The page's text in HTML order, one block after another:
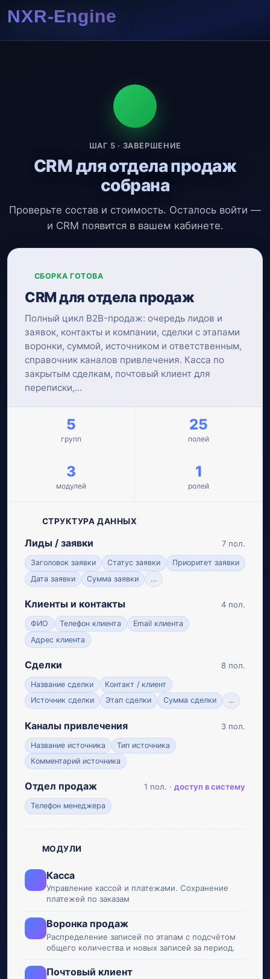
ШАГ 5 · ЗАВЕРШЕНИЕ
CRM для отдела продаж
собрана
Проверьте состав и стоимость. Осталось войти —
и CRM появится в вашем кабинете.
СБОРКА ГОТОВА
CRM для отдела продаж
Полный цикл B2B-продаж: очередь лидов и
заявок, контакты и компании, сделки с этапами
воронки, суммой, источником и ответственным,
справочник каналов привлечения. Касса по
закрытым сделкам, почтовый клиент для
переписки,...
5
групп
25
полей
3
модулей
1
ролей
СТРУКТУРА ДАННЫХ
Лиды / заявки 7 пол.
Заголовок заявки Статус заявки
Приоритет заявки
Дата заявки
Сумма заявки …
Клиенты и контакты 4 пол.
ФИО Телефон клиента
Email клиента
Адрес клиента
Сделки 8 пол.
Название сделки
Контакт / клиент
Источник сделки
Этап сделки Сумма сделки …
Каналы привлечения 3 пол.
Название источника
Тип источника
Комментарий источника
Отдел продаж 1 пол. · доступ в систему
Телефон менеджера
МОДУЛИ
Касса
Управление кассой и платежами. Сохранение
платежей по заказам
Воронка продаж
Распределение записей по этапам с подсчётом
общего количества и новых записей за период.
Почтовый клиент